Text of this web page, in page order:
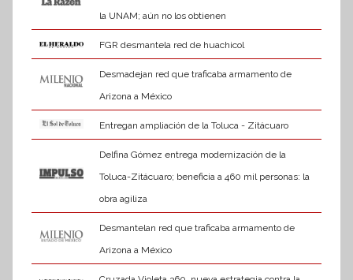
la UNAM; aún no los obtienen
FGR desmantela red de huachicol
Desmadejan red que traficaba armamento de
Arizona a México
Entregan ampliación de la Toluca - Zitácuaro
Delfina Gómez entrega modernización de la
Toluca-Zitácuaro; beneficia a 460 mil personas: la
obra agiliza
Desmantelan red que traficaba armamento de
Arizona a México